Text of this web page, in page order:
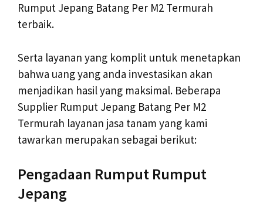
Rumput Jepang Batang Per M2 Termurah
terbaik.
Serta layanan yang komplit untuk menetapkan
bahwa uang yang anda investasikan akan
menjadikan hasil yang maksimal. Beberapa
Supplier Rumput Jepang Batang Per M2
Termurah layanan jasa tanam yang kami
tawarkan merupakan sebagai berikut:
Pengadaan Rumput Rumput
Jepang